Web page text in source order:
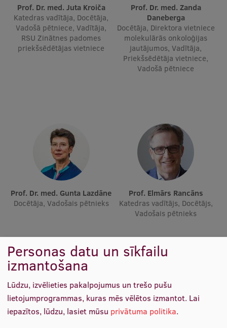
Dati par 2025. gadu
Suvenīri un grāmatas
Atvērtā universitāte
Sagatavošanas kursi
Profesionālās pilnveides kursi
ESF kvalifikācijas celšanas kursi
Pedagoģiskās izaugsmes centrs
Pētniecība
Zinātniskie institūti un laboratorijas
Prof. Dr. med. Juta Kroiča
Katedras vadītāja, Docētāja,
Vadošā pētniece, Vadītāja,
RSU Zinātnes padomes
priekšsēdētājas vietniece
Prof. Dr. med. Zanda
Daneberga
Docētāja, Direktora vietniece
molekulārās onkoloģijas
jautājumos, Vadītāja,
Priekšsēdētāja vietniece,
Vadošā pētniece
Prof. Dr. med. Gunta Lazdāne
Docētāja, Vadošais pētnieks
Prof. Elmārs Rancāns
Katedras vadītājs, Docētājs,
Vadošais pētnieks
Personas datu un sīkfailu
izmantošana
Lūdzu, izvēlieties pakalpojumus un trešo pušu
lietojumprogrammas, kuras mēs vēlētos izmantot. Lai
iepazītos, lūdzu, lasiet mūsu privātuma politika.